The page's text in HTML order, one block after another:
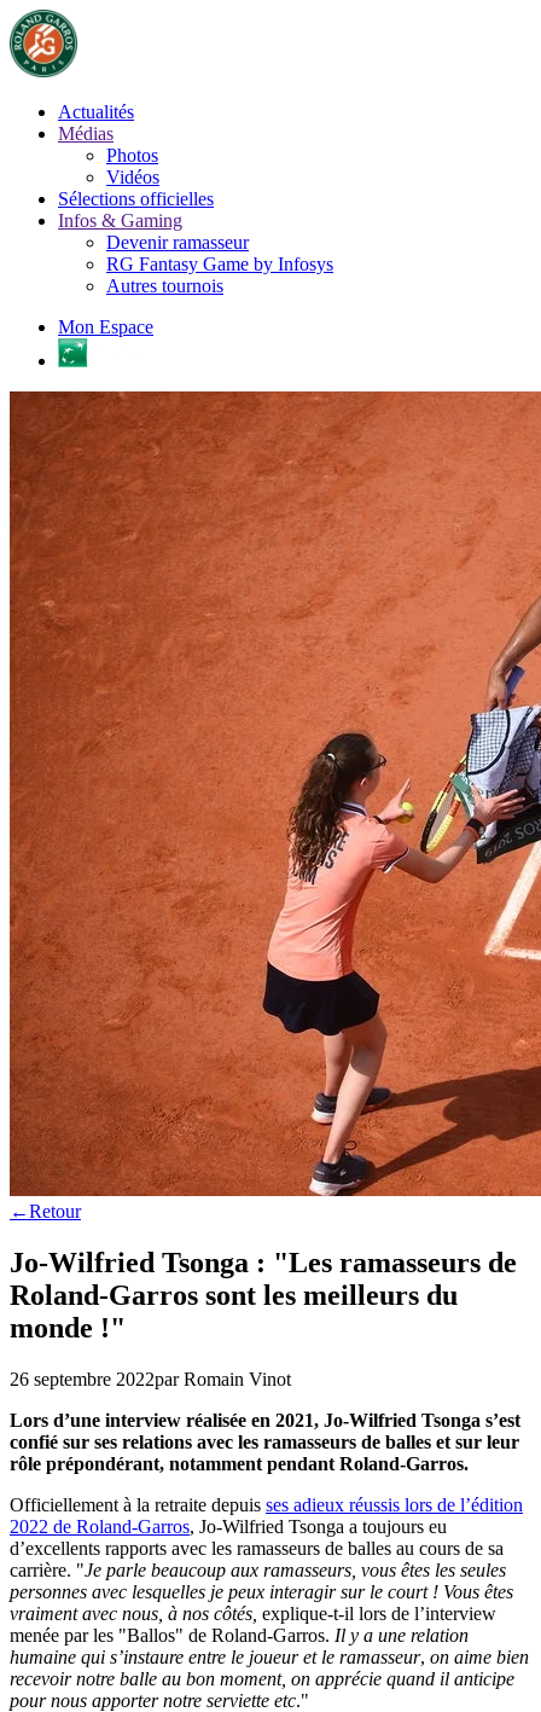
Actualités
Médias
Photos
Vidéos
Sélections officielles
Infos & Gaming
Devenir ramasseur
RG Fantasy Game by Infosys
Autres tournois
Mon Espace
←Retour
Jo-Wilfried Tsonga : "Les ramasseurs de
Roland-Garros sont les meilleurs du
monde !"
26 septembre 2022parRomain Vinot
Lors d’une interview réalisée en 2021, Jo-Wilfried Tsonga s’est
confié sur ses relations avec les ramasseurs de balles et sur leur
rôle prépondérant, notamment pendant Roland-Garros.
Officiellement à la retraite depuis ses adieux réussis lors de l’édition
2022 de Roland-Garros, Jo-Wilfried Tsonga a toujours eu
d’excellents rapports avec les ramasseurs de balles au cours de sa
carrière. "Je parle beaucoup aux ramasseurs, vous êtes les seules
personnes avec lesquelles je peux interagir sur le court ! Vous êtes
vraiment avec nous, à nos côtés, explique-t-il lors de l’interview
menée par les "Ballos" de Roland-Garros. Il y a une relation
humaine qui s’instaure entre le joueur et le ramasseur, on aime bien
recevoir notre balle au bon moment, on apprécie quand il anticipe
pour nous apporter notre serviette etc."